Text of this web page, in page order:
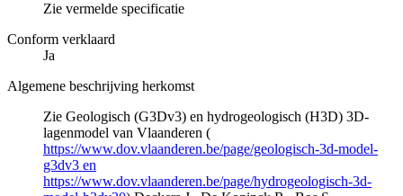
Zie vermelde specificatie
Conform verklaard
Ja
Algemene beschrijving herkomst
Zie Geologisch (G3Dv3) en hydrogeologisch (H3D) 3D-
lagenmodel van Vlaanderen (
https://www.dov.vlaanderen.be/page/geologisch-3d-model-
g3dv3 en
https://www.dov.vlaanderen.be/page/hydrogeologisch-3d-